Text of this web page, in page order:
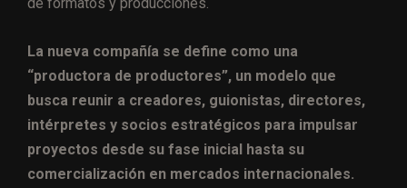
La nueva compañía se define como una
“productora de productores”, un modelo que
busca reunir a creadores, guionistas, directores,
intérpretes y socios estratégicos para impulsar
proyectos desde su fase inicial hasta su
comercialización en mercados internacionales.